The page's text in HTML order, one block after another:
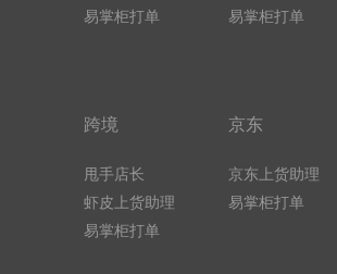
易掌柜打单
易掌柜打单
跨境
甩手店长
虾皮上货助理
易掌柜打单
京东
京东上货助理
易掌柜打单